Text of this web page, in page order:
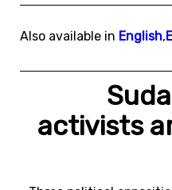
Also available in English,
activists